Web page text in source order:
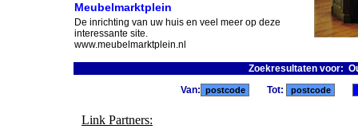
Meubelmarktplein
De inrichting van uw huis en veel meer op deze
interessante site.
www.meubelmarktplein.nl
Zoekresultaten voor:
Link Partners:
Van: Tot: